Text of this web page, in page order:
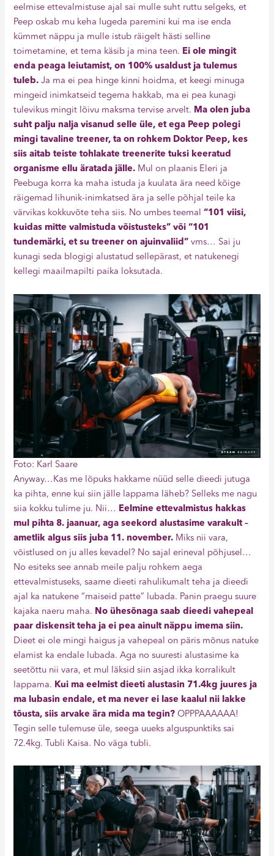
eelmise ettevalmistuse ajal sai mulle suht ruttu selgeks, et
Peep oskab mu keha lugeda paremini kui ma ise enda
kümmet näppu ja mulle istub räigelt hästi selline
toimetamine, et tema käsib ja mina teen. Ei ole mingit
enda peaga leiutamist, on 100% usaldust ja tulemus
tuleb.Ja ma ei pea hinge kinni hoidma, et keegi minuga
mingeid inimkatseid tegema hakkab, ma ei pea kunagi
tulevikus mingit lõivu maksma tervise arvelt. Ma olen juba
suht palju nalja visanud selle üle, et ega Peep polegi
mingi tavaline treener, ta on rohkem Doktor Peep, kes
siis aitab teiste tohlakate treenerite tuksi keeratud
organisme ellu äratada jälle. Mul on plaanis Eleri ja
Peebuga korra ka maha istuda ja kuulata ära need kõige
räigemad lihunik-inimkatsed ära ja selle põhjal teile ka
värvikas kokkuvõte teha siis. No umbes teemal “101 viisi,
kuidas mitte valmistuda võistusteks” või “101
tundemärki, et su treener on ajuinvaliid” vms… Sai ju
kunagi seda blogigi alustatud sellepärast, et natukenegi
kellegi maailmapilti paika loksutada.
Foto: Karl Saare
Anyway…Kas me lõpuks hakkame nüüd selle dieedi jutuga
ka pihta, enne kui siin jälle lappama läheb? Selleks me nagu
siia kokku tulime ju. Nii… Eelmine ettevalmistus hakkas
mul pihta 8. jaanuar, aga seekord alustasime varakult –
ametlik algus siis juba 11. november. Miks nii vara,
võistlused on ju alles kevadel? No sajal erineval põhjusel…
No esiteks see annab meile palju rohkem aega
ettevalmistuseks, saame dieeti rahulikumalt teha ja dieedi
ajal ka natukene “maiseid patte” lubada. Panin praegu suure
kajaka naeru maha. No ühesõnaga saab dieedi vahepeal
paar diskensit teha ja ei pea ainult näppu imema siin.
Dieet ei ole mingi haigus ja vahepeal on päris mõnus natuke
elamist ka endale lubada. Aga no suuresti alustasime ka
seetõttu nii vara, et mul läksid siin asjad ikka korralikult
lappama. Kui ma eelmist dieeti alustasin 71.4kg juures ja
ma lubasin endale, et ma never ei lase kaalul nii lakke
tõusta, siis arvake ära mida ma tegin? OPPPAAAAAA!
Tegin selle tulemuse üle, seega uueks alguspunktiks sai
72.4kg. Tubli Kaisa. No väga tubli.